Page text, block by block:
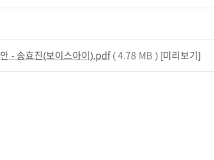
- 송효진(보이스아이).pdf ( 4.78 MB ) [미리보기 ]